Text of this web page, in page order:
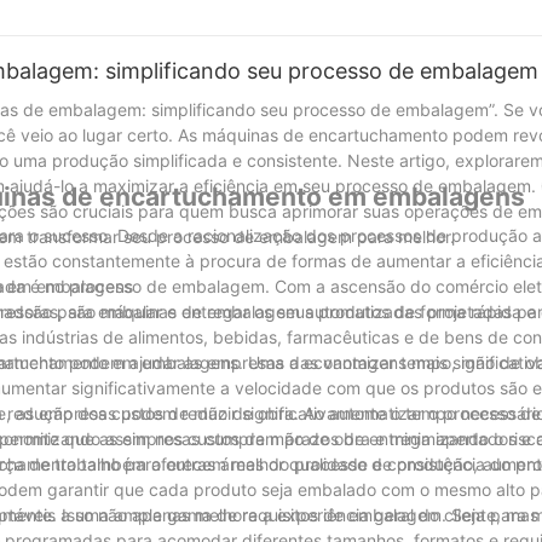
simplificando seu processo de embalagem
de embalagem: simplificando seu processo de embalagem”. Se
veio ao lugar certo. As máquinas de encartuchamento podem
produção simplificada e consistente. Neste artigo,
lo a maximizar a eficiência em seu processo de embalagem.
são cruciais para quem busca aprimorar suas operações de
transformar seu processo de embalagem para melhor.
de encartuchamento em embalagens
o sucesso. Desde a racionalização dos processos de produção
constantemente à procura de formas de aumentar a
é no processo de embalagem. Com a ascensão do comércio
para embalar e entregar os seus produtos de forma rápida e
em embalagens
são máquinas de embalagem automatizadas projetadas
indústrias de alimentos, bebidas, farmacêuticas e de bens de
podem ajudar as empresas a economizar tempo, mão de
em embalagens. Uma das vantagens mais
significativamente a velocidade com que os produtos são
empresas podem reduzir significativamente o tempo
que as empresas cumpram prazos de entrega apertados e
dos custos de mão de obra. Ao automatizar o processo
assim nos custos de mão de obra e minimizando o
de trabalho para outras áreas do processo de produção,
também oferecem melhor qualidade e consistência do
garantir que cada produto seja embalado com o mesmo alto
Isso não apenas melhora a experiência geral do cliente,
​​a uma ampla gama de requisitos de embalagem. Seja para